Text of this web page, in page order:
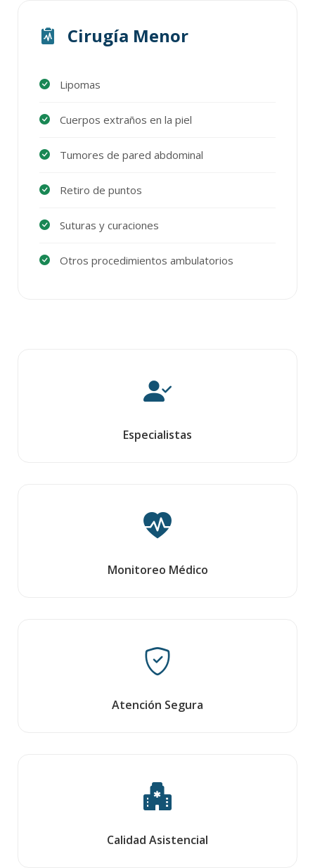
Cirugía Menor
Lipomas
Cuerpos extraños en la piel
Tumores de pared abdominal
Retiro de puntos
Suturas y curaciones
Otros procedimientos ambulatorios
Especialistas
Monitoreo Médico
Atención Segura
Calidad Asistencial